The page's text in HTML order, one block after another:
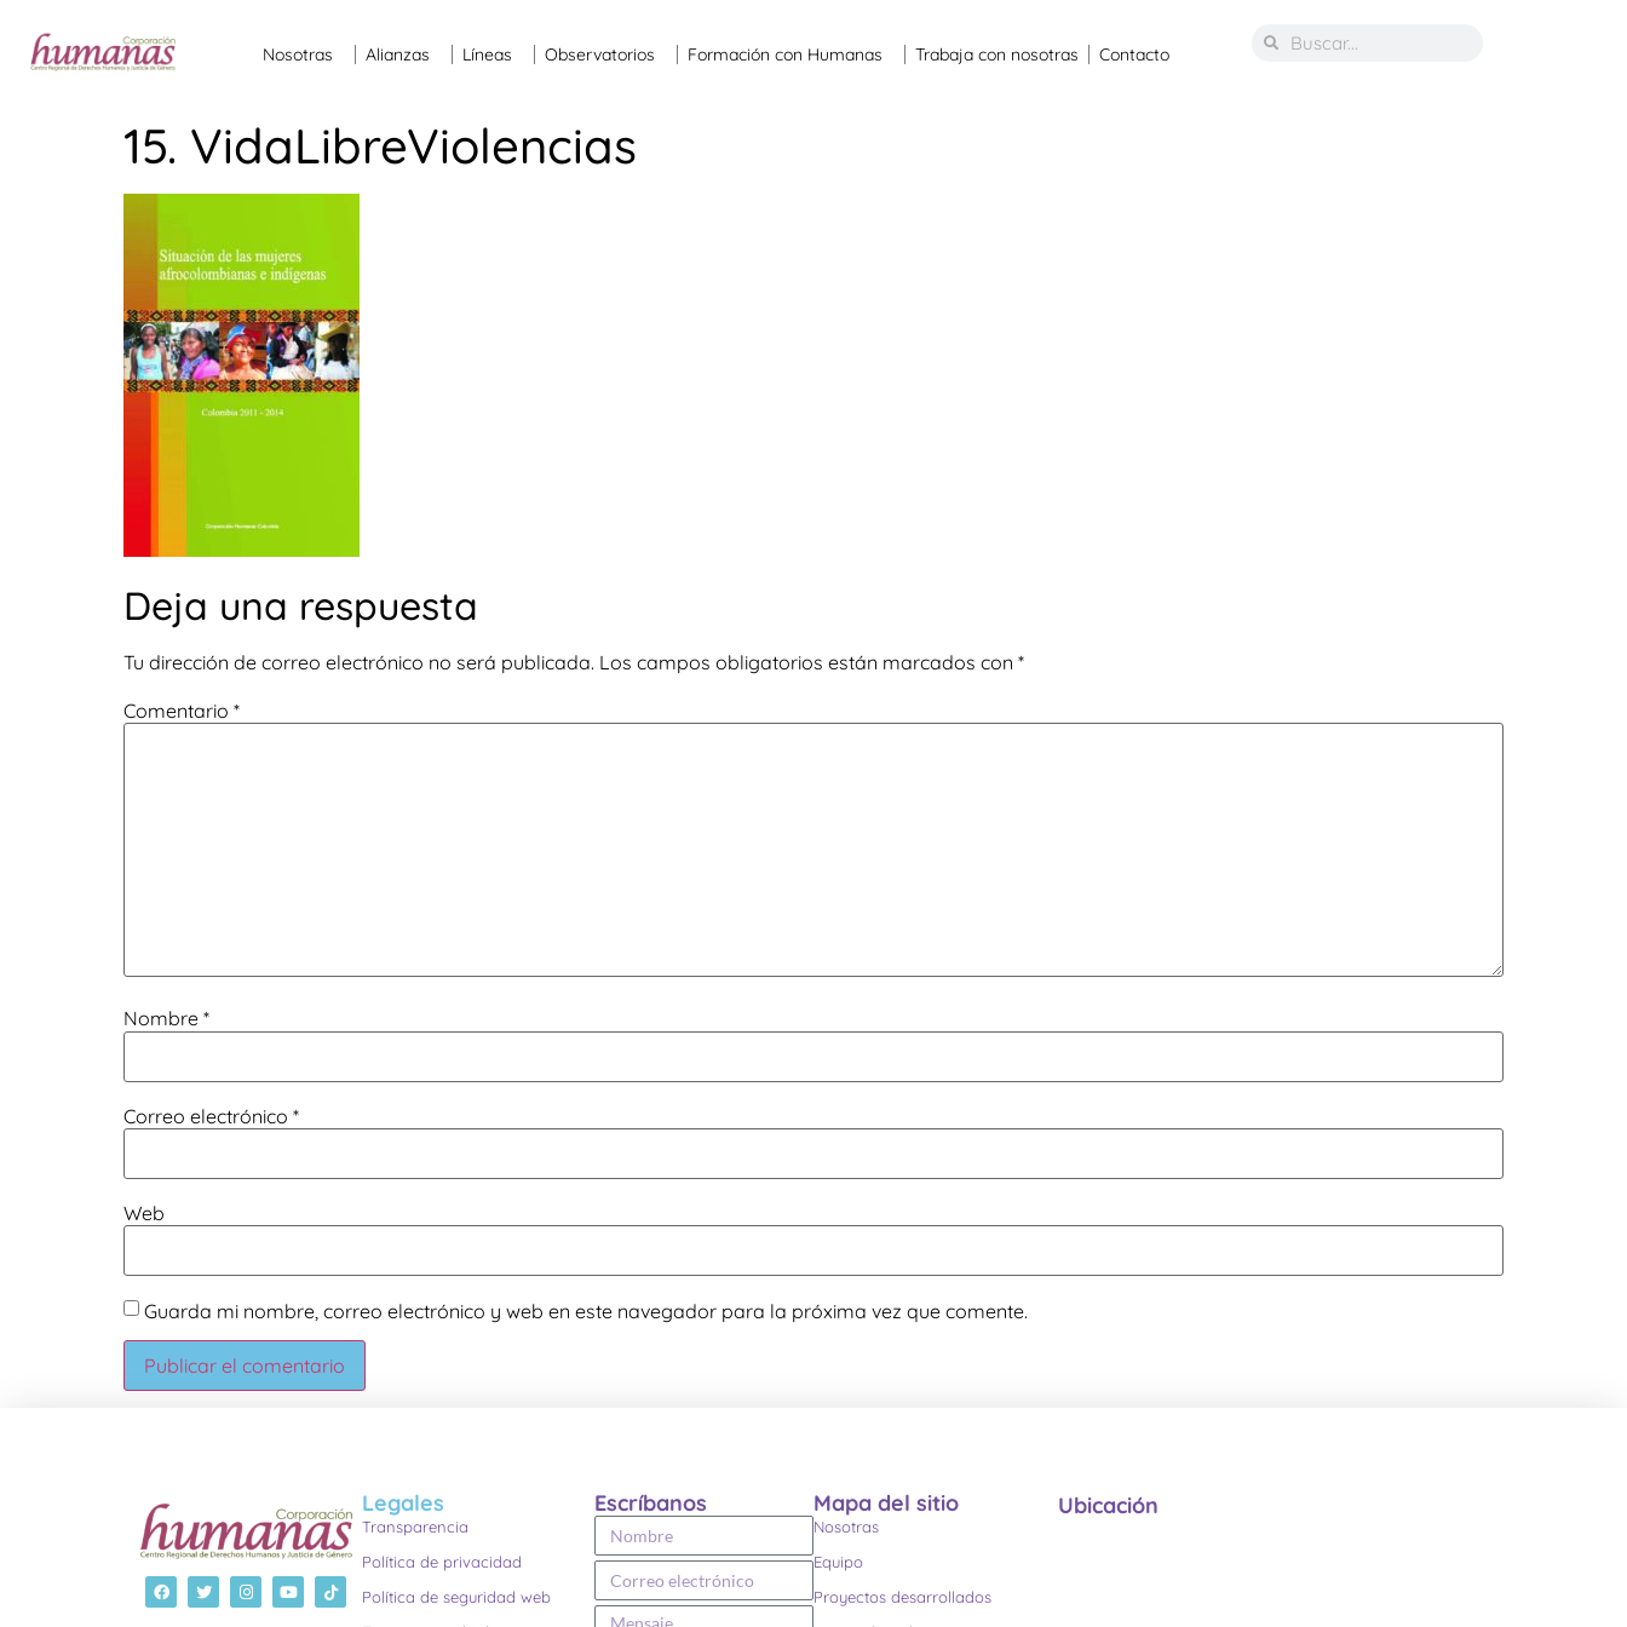
Nosotras Alianzas Líneas Observatorios Formación con Humanas Trabaja con nosotras Contacto
15. VidaLibreViolencias
Deja una respuesta
Tu dirección de correo electrónico no será publicada. Los campos obligatorios están marcados con *
Comentario *
Nombre *
Correo electrónico *
Web
Guarda mi nombre, correo electrónico y web en este navegador para la próxima vez que comente.
Legales
Transparencia
Política de privacidad
Política de seguridad web
Escríbanos Mapa del sitio
Nosotras
Equipo
Proyectos desarrollados
Ubicación